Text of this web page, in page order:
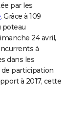
par les
. Grâce à 109
poteau
24 avril,
à
dans les
de participation
à 2017, cette